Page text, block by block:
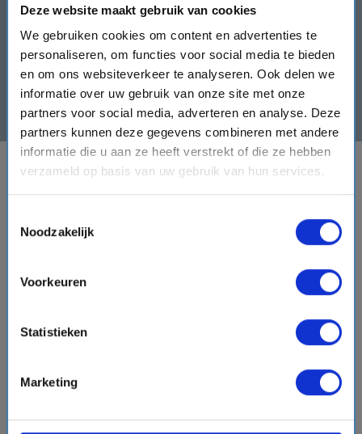
Deze website maakt gebruik van cookies
We gebruiken cookies om content en advertenties te
personaliseren, om functies voor social media te bieden
en om ons websiteverkeer te analyseren. Ook delen we
informatie over uw gebruik van onze site met onze
partners voor social media, adverteren en analyse. Deze
partners kunnen deze gegevens combineren met andere
informatie die u aan ze heeft verstrekt of die ze hebben
verzameld op basis van uw gebruik van hun services.
Noodzakelijk
Voorkeuren
Statistieken
Marketing
kortingscode direct!
mail
Inschrijven
BESTEMMINGEN